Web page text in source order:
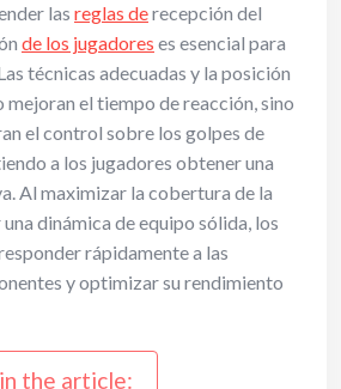
las reglas derecepción del
de los jugadores es esencial para
técnicas adecuadas y la posición
el tiempo de reacción, sino
el control sobre los golpes de
a los jugadores obtener una
Al maximizar la cobertura de la
dinámica de equipo sólida, los
rápidamente a las
y optimizar su rendimiento
the article: